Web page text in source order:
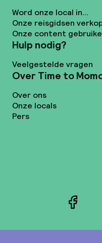
Word onze local in...
Onze reisgidsen
Onze content
Hulp nodig?
Veelgestelde vragen
Over Time to
Over ons
Onze locals
Pers